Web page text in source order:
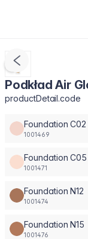
Podkład Air
productDetail.code
Foundation C02
1001469
Foundation C05
1001471
Foundation N12
1001474
Foundation N15
1001476